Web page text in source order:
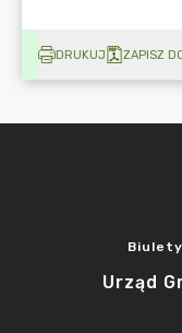
DRUKUJ ZAPISZ
Urząd